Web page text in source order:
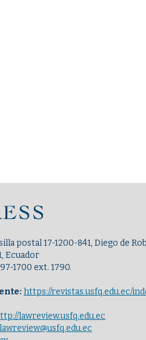
postal 17-1200-841, Diego de
Ecuador
1700 ext. 1790.
https://revistas.usfq.edu.ec/
lawreview.usfq.edu.ec
lawreview@usfq.edu.ec